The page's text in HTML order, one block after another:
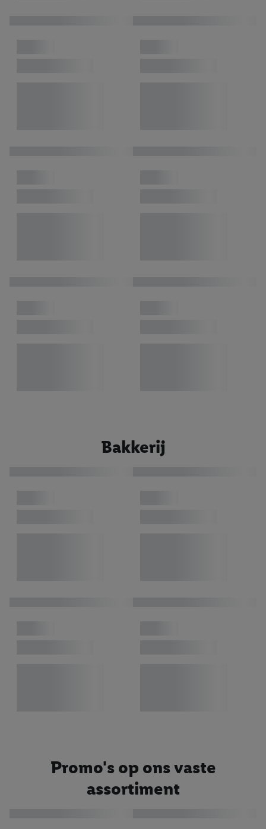
Bakkerij
Promo's op ons vaste
assortiment